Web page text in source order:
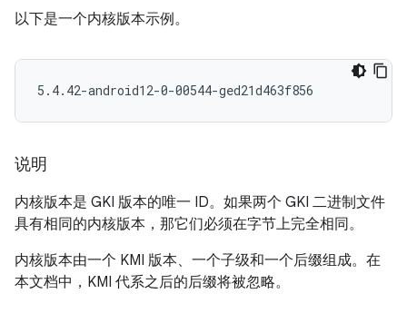
以下是一个内核版本示例。
说明
内核版本是 GKI 版本的唯一 ID。如果两个 GKI 二进制文件
具有相同的内核版本，那它们必须在字节上完全相同。
内核版本由一个 KMI 版本、一个子级和一个后缀组成。在
本文档中，KMI 代系之后的后缀将被忽略。